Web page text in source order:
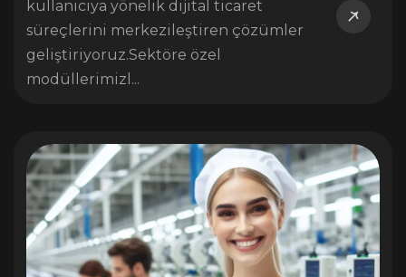
kullanıcıya yönelik dijital ticaret
süreçlerini merkezileştiren çözümler
geliştiriyoruz.Sektöre özel
modüllerimizl...